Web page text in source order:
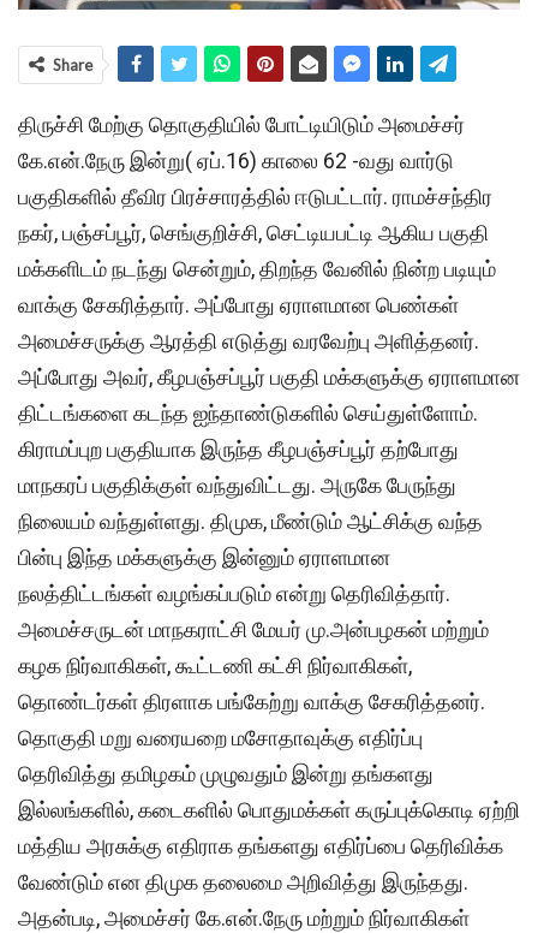
Share
திருச்சி மேற்கு தொகுதியில் போட்டியிடும் அமைச்சர்
கே.என்.நேரு இன்று( ஏப்.16) காலை 62 -வது வார்டு
பகுதிகளில் தீவிர பிரச்சாரத்தில் ஈடுபட்டார். ராமச்சந்திர
நகர், பஞ்சப்பூர், செங்குறிச்சி, செட்டியபட்டி ஆகிய பகுதி
மக்களிடம் நடந்து சென்றும், திறந்த வேனில் நின்ற படியும்
வாக்கு சேகரித்தார். அப்போது ஏராளமான பெண்கள்
அமைச்சருக்கு ஆரத்தி எடுத்து வரவேற்பு அளித்தனர்.
அப்போது அவர், கீழபஞ்சப்பூர் பகுதி மக்களுக்கு ஏராளமான
திட்டங்களை கடந்த ஐந்தாண்டுகளில் செய்துள்ளோம்.
கிராமப்புற பகுதியாக இருந்த கீழபஞ்சப்பூர் தற்போது
மாநகரப் பகுதிக்குள் வந்துவிட்டது. அருகே பேருந்து
நிலையம் வந்துள்ளது. திமுக, மீண்டும் ஆட்சிக்கு வந்த
பின்பு இந்த மக்களுக்கு இன்னும் ஏராளமான
நலத்திட்டங்கள் வழங்கப்படும் என்று தெரிவித்தார்.
அமைச்சருடன் மாநகராட்சி மேயர் மு.அன்பழகன் மற்றும்
கழக நிர்வாகிகள், கூட்டணி கட்சி நிர்வாகிகள்,
தொண்டர்கள் திரளாக பங்கேற்று வாக்கு சேகரித்தனர்.
தொகுதி மறு வரையறை மசோதாவுக்கு எதிர்ப்பு
தெரிவித்து தமிழகம் முழுவதும் இன்று தங்களது
இல்லங்களில், கடைகளில் பொதுமக்கள் கருப்புக்கொடி ஏற்றி
மத்திய அரசுக்கு எதிராக தங்களது எதிர்ப்பை தெரிவிக்க
வேண்டும் என திமுக தலைமை அறிவித்து இருந்தது.
அதன்படி, அமைச்சர் கே.என்.நேரு மற்றும் நிர்வாகிகள்